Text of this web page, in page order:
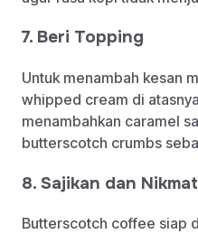
7. Beri Topping
Untuk menambah kesan
whipped cream di
menambahkan caramel
butterscotch crumbs
8. Sajikan dan
Butterscotch coffee siap